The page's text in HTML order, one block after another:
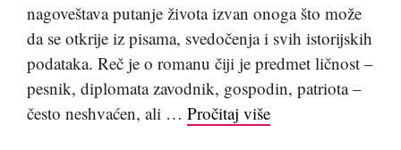
nagoveštava putanje života izvan onoga što može
da se otkrije iz pisama, svedočenja i svih istorijskih
podataka. Reč je o romanu čiji je predmet ličnost –
pesnik, diplomata zavodnik, gospodin, patriota –
često neshvaćen, ali … Pročitaj više